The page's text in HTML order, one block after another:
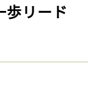
歩リード